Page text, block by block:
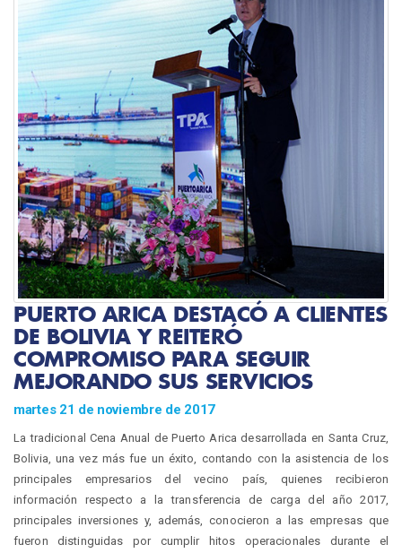
PUERTO ARICA DESTACÓ A CLIENTES
DE BOLIVIA Y REITERÓ
COMPROMISO PARA SEGUIR
MEJORANDO SUS SERVICIOS
martes 21 de noviembre de 2017
La tradicional Cena Anual de Puerto Arica desarrollada en Santa Cruz,
Bolivia, una vez más fue un éxito, contando con la asistencia de los
principales empresarios del vecino país, quienes recibieron
información respecto a la transferencia de carga del año 2017,
principales inversiones y, además, conocieron a las empresas que
fueron distinguidas por cumplir hitos operacionales durante el